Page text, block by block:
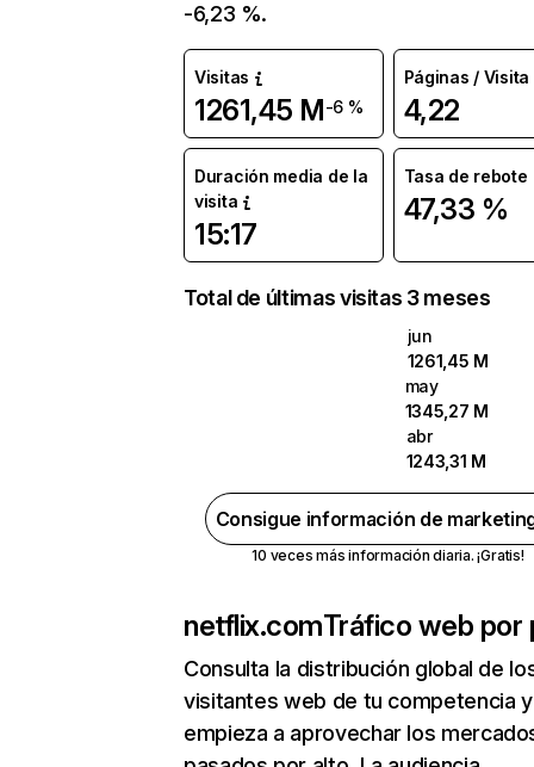
-6,23 %.
Visitas
1261,45 M-6 %
Páginas / Visita
4,22
Duración media de la
visita
15:17
Tasa de rebote
47,33 %
Total de últimas visitas 3 meses
jun
1261,45 M
may
1345,27 M
abr
1243,31 M
Consigue información de
10 veces más información diaria. ¡Gratis!
netflix.comTráfico web por
Consulta la distribución global de
visitantes web de tu competencia y
empieza a aprovechar los